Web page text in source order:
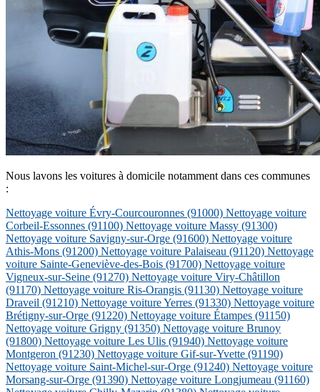
Nous lavons les voitures à domicile notamment dans ces communes
:
Nettoyage voiture Évry-Courcouronnes (91000) Nettoyage voiture
Corbeil-Essonnes (91100) Nettoyage voiture Massy (91300)
Nettoyage voiture Savigny-sur-Orge (91600) Nettoyage voiture
Athis-Mons (91200) Nettoyage voiture Palaiseau (91120) Nettoyage
voiture Sainte-Geneviève-des-Bois (91700) Nettoyage voiture
Vigneux-sur-Seine (91270) Nettoyage voiture Viry-Châtillon
(91170) Nettoyage voiture Ris-Orangis (91130) Nettoyage voiture
Draveil (91210) Nettoyage voiture Yerres (91330) Nettoyage voiture
Brétigny-sur-Orge (91220) Nettoyage voiture Étampes (91150)
Nettoyage voiture Grigny (91350) Nettoyage voiture Brunoy
(91800) Nettoyage voiture Les Ulis (91940) Nettoyage voiture
Montgeron (91230) Nettoyage voiture Gif-sur-Yvette (91190)
Nettoyage voiture Saint-Michel-sur-Orge (91240) Nettoyage voiture
Morsang-sur-Orge (91390) Nettoyage voiture Longjumeau (91160)